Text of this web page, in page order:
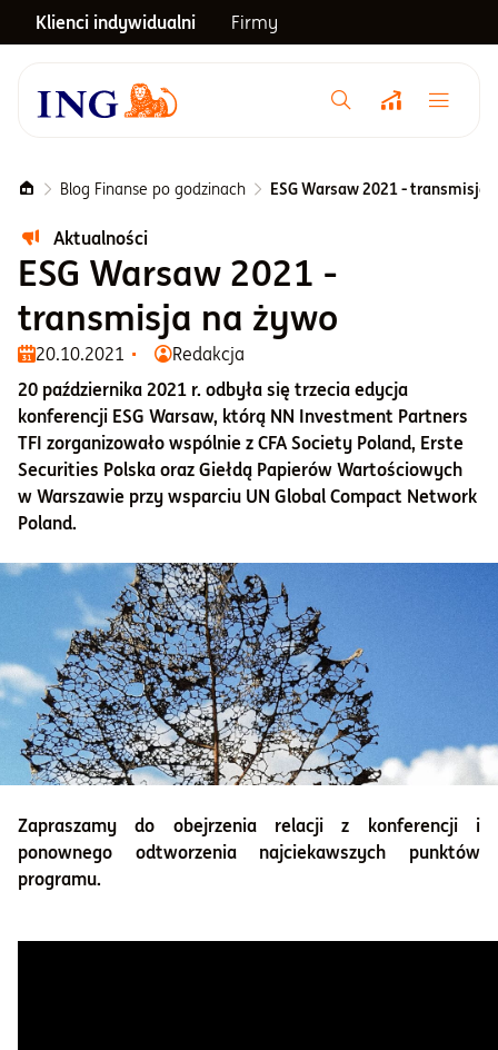
Klienci indywidualni Firmy
Menu główne
Notowania
Emerytura
Inwestycje
Blog
Centrum pomocy
Otwórz konto
Zaloguj
Blog Finanse po godzinach ESG Warsaw 2021 - transmisja
Aktualności
ESG Warsaw 2021 -
transmisja na żywo
20.10.2021
Redakcja
20 października 2021 r. odbyła się trzecia edycja
konferencji ESG Warsaw, którą NN Investment Partners
TFI zorganizowało wspólnie z CFA Society Poland, Erste
Securities Polska oraz Giełdą Papierów Wartościowych
w Warszawie przy wsparciu UN Global Compact Network
Poland.
Zapraszamy do obejrzenia relacji z konferencji i
ponownego odtworzenia najciekawszych punktów
programu.